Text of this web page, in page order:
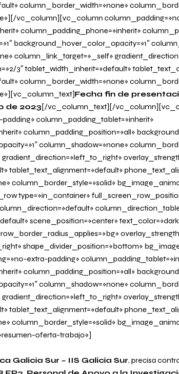
column_border_width=»none»
vc_column][vc_column
column_padding_phone=»inherit»
background_hover_color_opacity=»1″
column_link_target=»_self»
3″ tablet_width_inherit=»default»
column_border_width=»none»
Fecha fin de
de 2023 [/vc_column_text][/
column_padding_tablet=»inherit»
column_padding_position=»all»
column_shadow=»none»
tablet_text_alignment=»default»
column_border_style=»solid»
type=»in_container»
scene_position=»center»
shape_divider_position=»bottom»
extra-padding»
column_padding_position=»all»
column_shadow=»none»
tablet_text_alignment=»default»
column_border_style=»solid»
oferta-trabajo»]
Galicia Sur – IIS Galicia Sur, precisa